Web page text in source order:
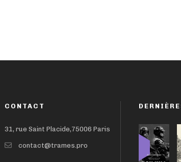
CONTACT
31, rue Saint Placide,75006 Paris
contact@trames.pro